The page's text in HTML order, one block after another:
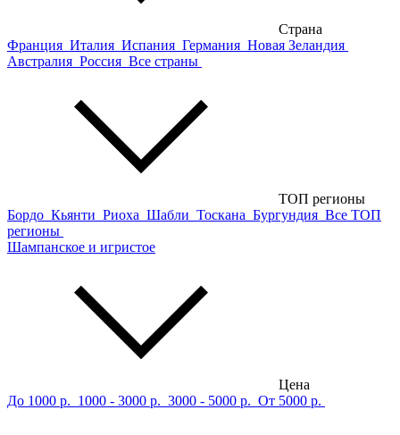
Страна
Франция Италия Испания Германия Новая Зеландия
Австралия Россия Все страны
ТОП регионы
Бордо Кьянти Риоха Шабли Тоскана Бургундия Все ТОП
регионы
Шампанское и игристое
Цена
До 1000 р. 1000 - 3000 р. 3000 - 5000 р. От 5000 р.